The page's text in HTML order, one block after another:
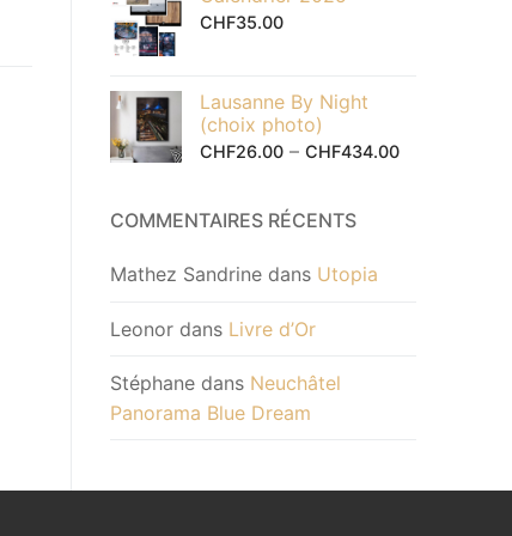
CHF35.00
Lausanne By Night
(choix photo)
CHF26.00 – CHF434.00
COMMENTAIRES RÉCENTS
Mathez Sandrine dans Utopia
Leonor dans Livre d’Or
Stéphane dans Neuchâtel
Panorama Blue Dream